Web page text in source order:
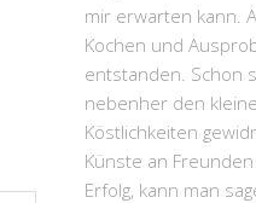
mir erwarten kann.
Kochen und
entstanden. Schon
nebenher den
Köstlichkeiten
Künste an
Erfolg, kann man